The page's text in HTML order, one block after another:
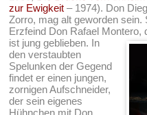
zur Ewigkeit – 1974). Don
Zorro, mag alt geworden sein.
Erzfeind Don Rafael Montero,
ist jung geblieben. In
den verstaubten
Spelunken der Gegend
findet er einen jungen,
zornigen Aufschneider,
der sein eigenes
Hühnchen mit Don